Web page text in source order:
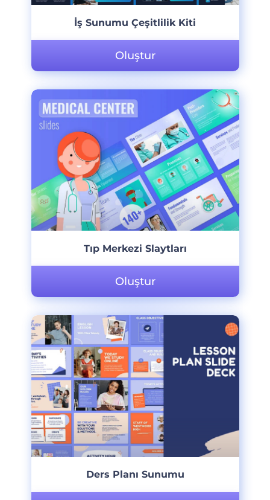
İş Sunumu Çeşitlilik Kiti
Oluştur
Tıp Merkezi Slaytları
Oluştur
Ders Planı Sunumu